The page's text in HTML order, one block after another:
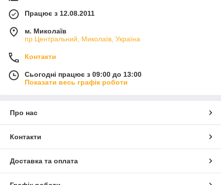
Працює з 12.08.2011
м. Миколаїв
пр.Центральний, Миколаїв, Україна
Контакти
Сьогодні працює з 09:00 до 13:00
Показати весь графік роботи
Про нас
Контакти
Доставка та оплата